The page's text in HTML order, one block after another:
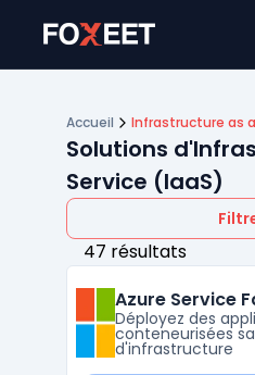
Accueil Infrastructure as
Solutions
Service (IaaS)
47 résultats
Azure Service
Déployez des
conteneurisées
d'infrastructure